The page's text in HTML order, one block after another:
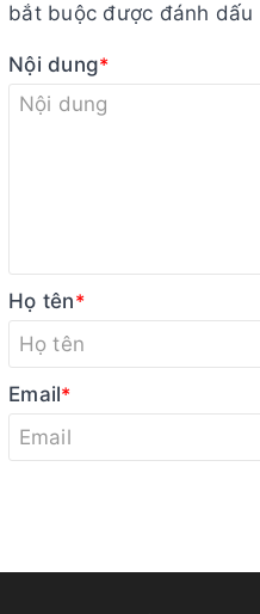
bắt buộc được đánh dấu
Nội dung*
Họ tên*
Email*